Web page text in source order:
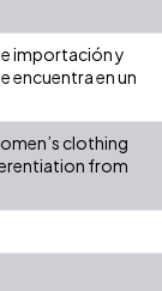
importación y
encuentra en un
clothing
from